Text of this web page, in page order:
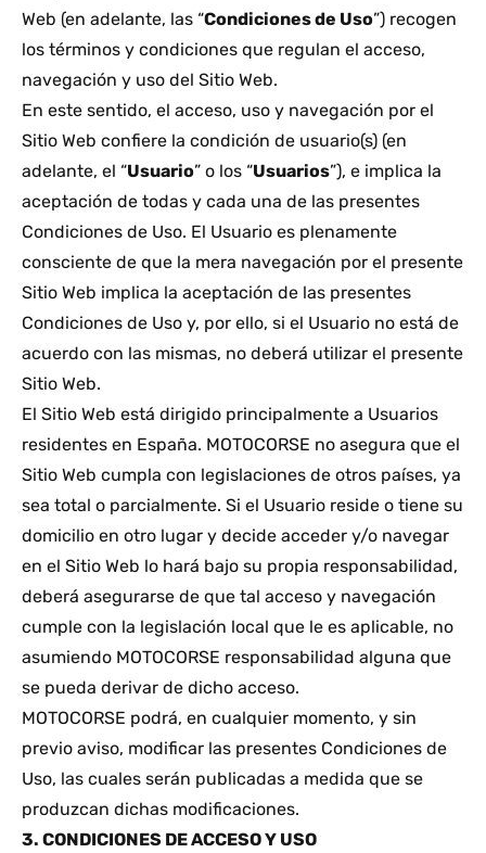
Web (en adelante, las “Condiciones de Uso”) recogen
los términos y condiciones que regulan el acceso,
navegación y uso del Sitio Web.
En este sentido, el acceso, uso y navegación por el
Sitio Web confiere la condición de usuario(s) (en
adelante, el “Usuario” o los “Usuarios”), e implica la
aceptación de todas y cada una de las presentes
Condiciones de Uso. El Usuario es plenamente
consciente de que la mera navegación por el presente
Sitio Web implica la aceptación de las presentes
Condiciones de Uso y, por ello, si el Usuario no está de
acuerdo con las mismas, no deberá utilizar el presente
Sitio Web.
El Sitio Web está dirigido principalmente a Usuarios
residentes en España. MOTOCORSE no asegura que el
Sitio Web cumpla con legislaciones de otros países, ya
sea total o parcialmente. Si el Usuario reside o tiene su
domicilio en otro lugar y decide acceder y/o navegar
en el Sitio Web lo hará bajo su propia responsabilidad,
deberá asegurarse de que tal acceso y navegación
cumple con la legislación local que le es aplicable, no
asumiendo MOTOCORSE responsabilidad alguna que
se pueda derivar de dicho acceso.
MOTOCORSE podrá, en cualquier momento, y sin
previo aviso, modificar las presentes Condiciones de
Uso, las cuales serán publicadas a medida que se
produzcan dichas modificaciones.
3. CONDICIONES DE ACCESO Y USO